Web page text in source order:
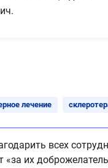
лечение
всех
«за их